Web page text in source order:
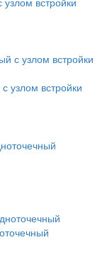
узлом встройки